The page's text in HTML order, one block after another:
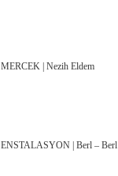
MERCEK | Nezih Eldem
ENSTALASYON | Berl – Berl